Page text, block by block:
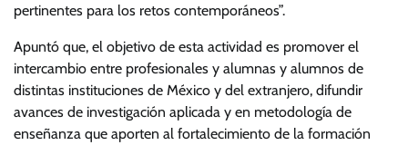
pertinentes para los retos contemporáneos”.
Apuntó que, el objetivo de esta actividad es promover el
intercambio entre profesionales y alumnas y alumnos de
distintas instituciones de México y del extranjero, difundir
avances de investigación aplicada y en metodología de
enseñanza que aporten al fortalecimiento de la formación